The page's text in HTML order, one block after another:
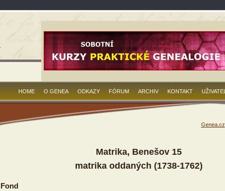
HOME O GENEA ODKAZY FÓRUM ARCHIV KONTAKT UŽIVATEL
Genea.cz
Matrika, Benešov 15
matrika oddaných (1738-1762)
Fond